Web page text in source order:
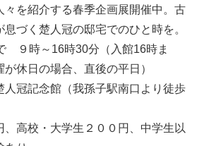
々を紹介する春季企画展開催中。古
づく楚人冠の邸宅でのひと時を。
９時～16時30分（入館16時ま
休日の場合、直後の平日）
人冠記念館（我孫子駅南口より徒歩
、高校・大学生２００円、中学生以